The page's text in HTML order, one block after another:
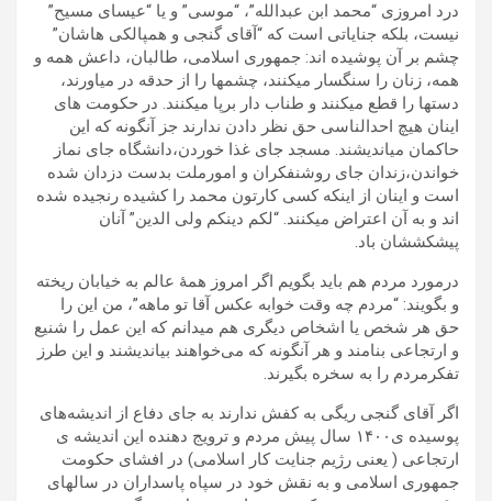
درد امروزی “محمد ابن عبدالله”، “موسی” و یا “عیسای مسیح”
نیست، بلکه جنایاتی است که “آقای گنجی و همپالکی هاشان”
چشم بر آن پوشیده اند: جمهوری اسلامی، طالبان، داعش همه و
همه، زنان را سنگسار میکنند، چشمها را از حدقه در میاورند،
دستها را قطع میکنند و طناب دار برپا میکنند. در حکومت های
اینان هیچ احدالناسی حق نظر دادن ندارند جز آنگونه که این
حاکمان میاندیشند. مسجد جای غذا خوردن،دانشگاه جای نماز
خواندن،زندان جای روشنفکران و امورملت بدست دزدان شده
است و اینان از اینکه کسی کارتون محمد را کشیده رنجیده شده
اند و به آن اعتراض میکنند. “لکم دینکم ولی الدین” آنان
پیشکششان باد.
درمورد مردم هم باید بگویم اگر امروز همهٔ عالم به خیابان ریخته
و بگویند: “مردم چه وقت خوابه عکس آقا تو ماهه”، من این را
حق هر شخص یا اشخاص دیگری هم میدانم که این عمل را شنیع‌
و ارتجاعی بنامند و هر آنگونه که می‌خواهند بیاندیشند و این طرز
تفکرمردم را به سخره بگیرند.
اگر آقای گنجی ریگی به کفش ندارند به جای دفاع از اندیشه‌های
پوسیده ی۱۴۰۰ سال پیش مردم و ترویج دهنده این اندیشه ی
ارتجاعی ( یعنی رژیم جنایت کار اسلامی) در افشای حکومت
جمهوری اسلامی و به نقش خود در سپاه پاسداران در سالهای